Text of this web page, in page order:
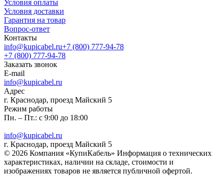
Условия оплаты
Условия доставки
Гарантия на товар
Вопрос-ответ
Контакты
info@kupicabel.ru+7 (800) 777-94-78
+7 (800) 777-94-78
Заказать звонок
E-mail
info@kupicabel.ru
Адрес
г. Краснодар, проезд Майский 5
Режим работы
Пн. – Пт.: с 9:00 до 18:00
info@kupicabel.ru
г. Краснодар, проезд Майский 5
© 2026 Компания «КупиКабель» Информация о технических
характеристиках, наличии на складе, стоимости и
изображениях товаров не является публичной офертой.